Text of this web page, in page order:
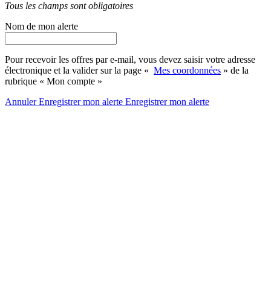
Tous les champs sont obligatoires
Nom de mon alerte
Pour recevoir les offres par e-mail, vous devez saisir votre adresse
électronique et la valider sur la page « Mes coordonnées » de la
rubrique « Mon compte »
AnnulerEnregistrer mon alerte Enregistrermon alerte